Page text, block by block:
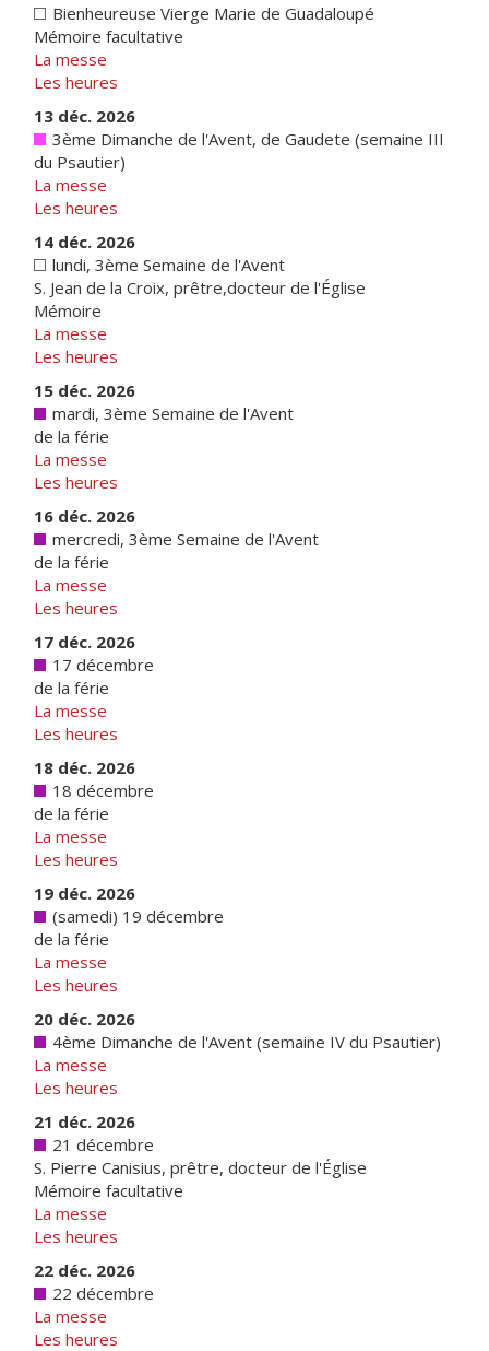
Bienheureuse Vierge Marie de Guadaloupé
Mémoire facultative
La messe
Les heures
13 déc. 2026
3ème Dimanche de l'Avent, de Gaudete (semaine III
du Psautier)
La messe
Les heures
14 déc. 2026
lundi, 3ème Semaine de l'Avent
S. Jean de la Croix, prêtre,docteur de l'Église
Mémoire
La messe
Les heures
15 déc. 2026
mardi, 3ème Semaine de l'Avent
de la férie
La messe
Les heures
16 déc. 2026
mercredi, 3ème Semaine de l'Avent
de la férie
La messe
Les heures
17 déc. 2026
17 décembre
de la férie
La messe
Les heures
18 déc. 2026
18 décembre
de la férie
La messe
Les heures
19 déc. 2026
(samedi) 19 décembre
de la férie
La messe
Les heures
20 déc. 2026
4ème Dimanche de l'Avent (semaine IV du Psautier)
La messe
Les heures
21 déc. 2026
21 décembre
S. Pierre Canisius, prêtre, docteur de l'Église
Mémoire facultative
La messe
Les heures
22 déc. 2026
22 décembre
La messe
Les heures